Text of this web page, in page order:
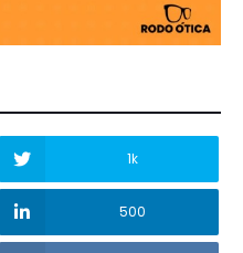
1k
500